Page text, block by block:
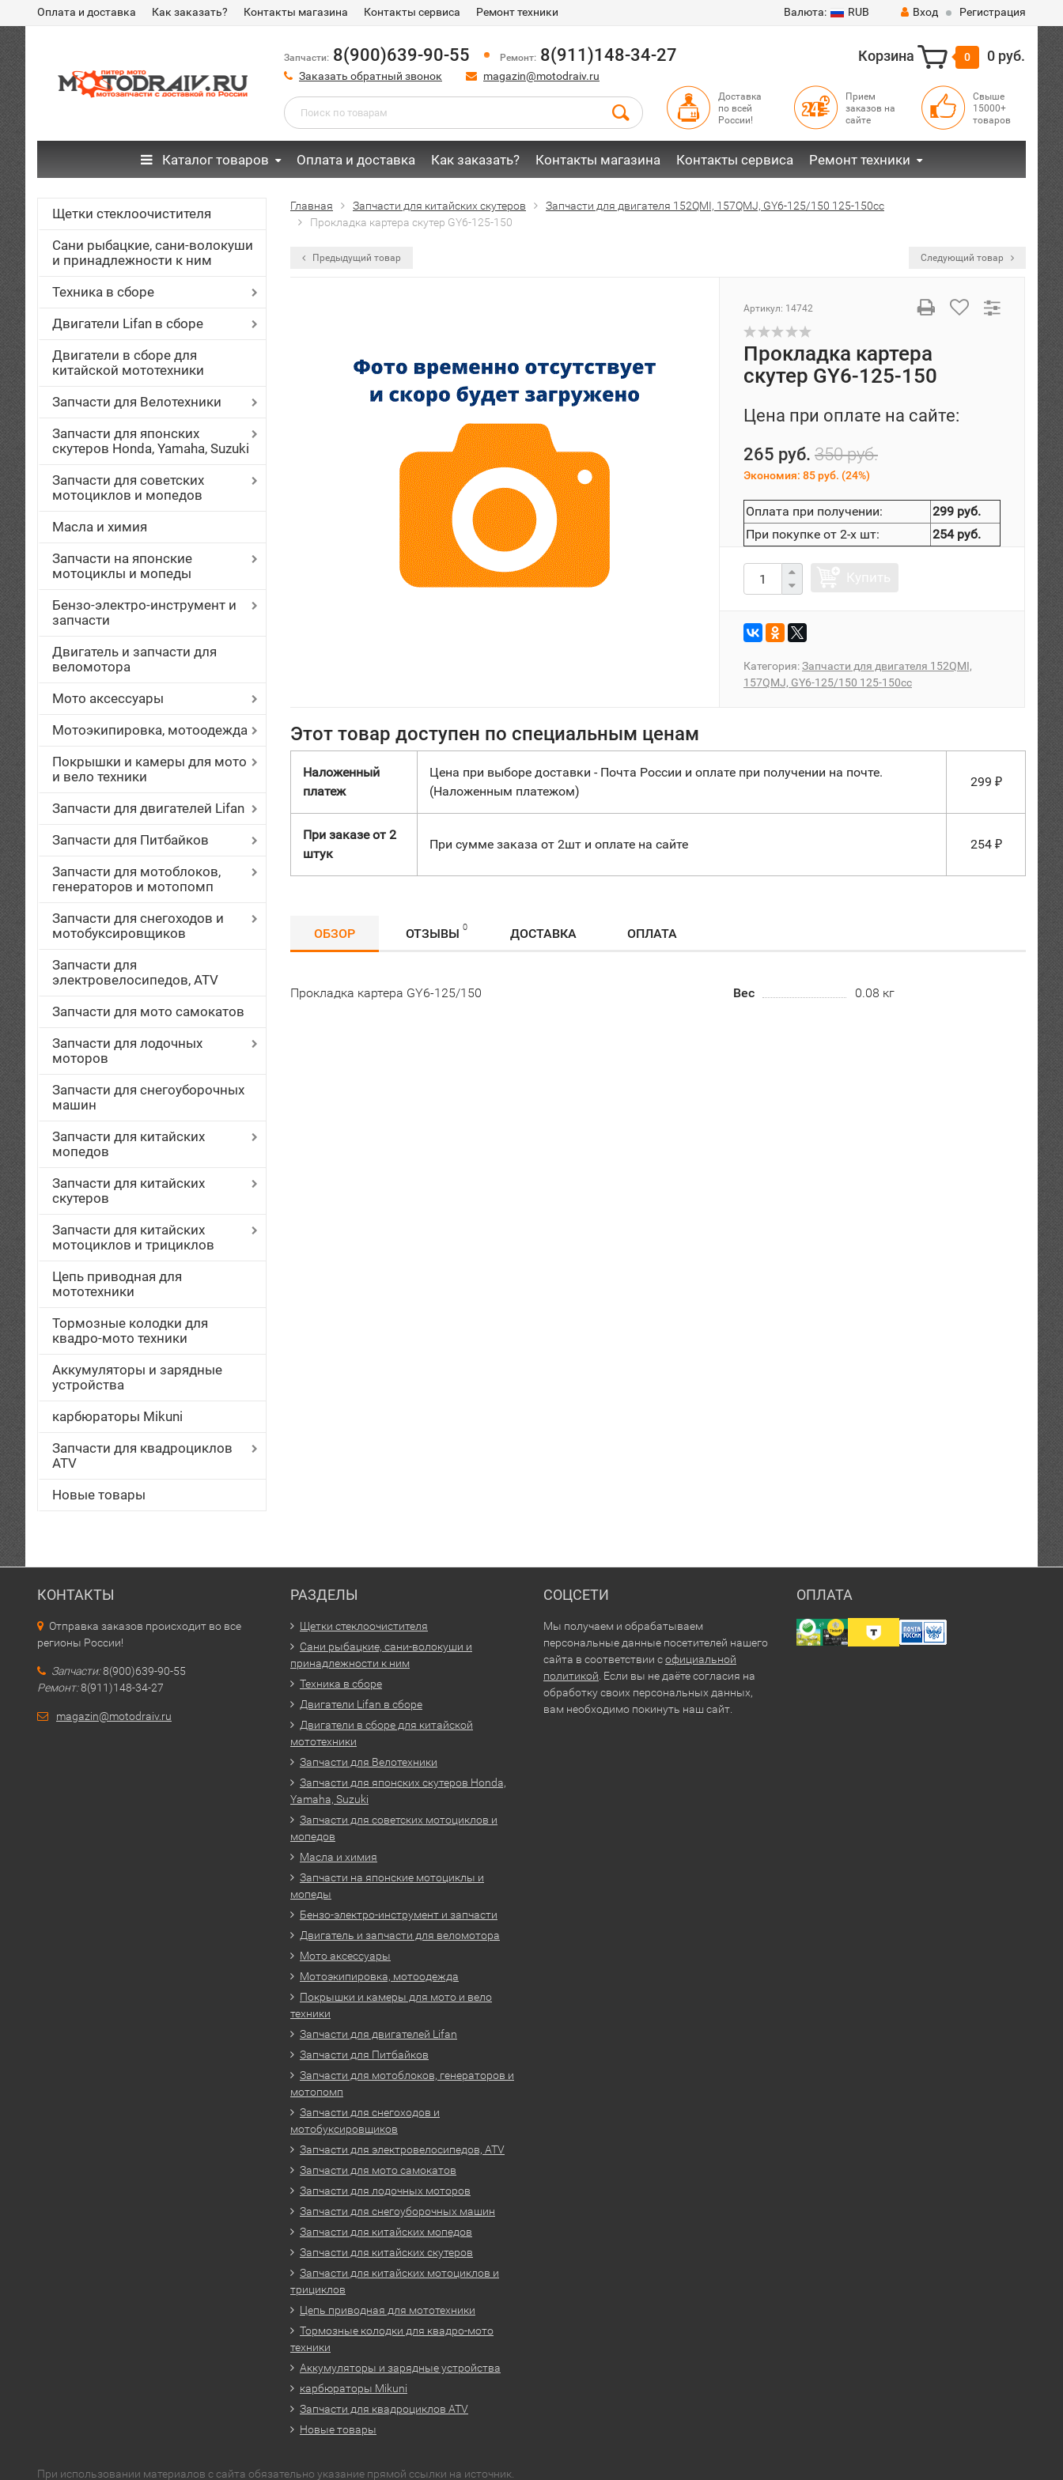
Оплата и доставка Как заказать? Контакты магазина Контакты сервиса Ремонт техники Валюта: RUB Вход Регистрация
Запчасти: 8(900)639-90-55 Ремонт: 8(911)148-34-27
Заказать обратный звонок magazin@motodraiv.ru
Корзина 0 0 руб.
Доставка
по всей
России!
Прием
заказов на
сайте
Свыше
15000+
товаров
Каталог товаров Оплата и доставка Как заказать? Контакты магазина Контакты сервиса Ремонт техники
Щетки стеклоочистителя
Сани рыбацкие, сани-волокуши
и принадлежности к ним
Техника в сборе
Двигатели Lifan в сборе
Двигатели в сборе для
китайской мототехники
Запчасти для Велотехники
Запчасти для японских
скутеров Honda, Yamaha, Suzuki
Запчасти для советских
мотоциклов и мопедов
Масла и химия
Запчасти на японские
мотоциклы и мопеды
Бензо-электро-инструмент и
запчасти
Двигатель и запчасти для
веломотора
Мото аксессуары
Мотоэкипировка, мотоодежда
Покрышки и камеры для мото
и вело техники
Запчасти для двигателей Lifan
Запчасти для Питбайков
Запчасти для мотоблоков,
генераторов и мотопомп
Запчасти для снегоходов и
мотобуксировщиков
Запчасти для
электровелосипедов, ATV
Запчасти для мото самокатов
Запчасти для лодочных
моторов
Запчасти для снегоуборочных
машин
Запчасти для китайских
мопедов
Запчасти для китайских
скутеров
Запчасти для китайских
мотоциклов и трициклов
Цепь приводная для
мототехники
Тормозные колодки для
квадро-мото техники
Аккумуляторы и зарядные
устройства
карбюраторы Mikuni
Запчасти для квадроциклов
ATV
Новые товары
Главная Запчасти для китайских скутеров
Запчасти для двигателя 152QMI, 157QMJ, GY6-125/150 125-150сс
Прокладка картера скутер GY6-125-150
Предыдущий товар Следующий товар
Артикул: 14742
Прокладка картера
скутер GY6-125-150
Цена при оплате на сайте:
265 руб. 350 руб.
Экономия: 85 руб. (24%)
Оплата при получении:
299 руб.
При покупке от 2-х шт:
254 руб.
Категория:Запчасти для двигателя 152QMI,
157QMJ, GY6-125/150 125-150сс
Этот товар доступен по специальным ценам
Наложенный
платеж
Цена при выборе доставки - Почта России и оплате при получении на почте.
(Наложенным платежом)
299 ₽
При заказе от 2
штук
При сумме заказа от 2шт и оплате на сайте 254 ₽
ОБЗОР ОТЗЫВЫ 0 ДОСТАВКА ОПЛАТА
Прокладка картера GY6-125/150 Вес 0.08 кг
КОНТАКТЫ
Отправка заказов происходит во все
регионы России!
Запчасти:8(900)639-90-55
Ремонт:8(911)148-34-27
magazin@motodraiv.ru
РАЗДЕЛЫ
Щетки стеклоочистителя
Сани рыбацкие, сани-волокуши и
принадлежности к ним
Техника в сборе
Двигатели Lifan в сборе
Двигатели в сборе для китайской
мототехники
Запчасти для Велотехники
Запчасти для японских скутеров Honda,
Yamaha, Suzuki
Запчасти для советских мотоциклов и
мопедов
Масла и химия
Запчасти на японские мотоциклы и
мопеды
Бензо-электро-инструмент и запчасти
Двигатель и запчасти для веломотора
Мото аксессуары
Мотоэкипировка, мотоодежда
Покрышки и камеры для мото и вело
техники
Запчасти для двигателей Lifan
Запчасти для Питбайков
Запчасти для мотоблоков, генераторов и
мотопомп
Запчасти для снегоходов и
мотобуксировщиков
Запчасти для электровелосипедов, ATV
Запчасти для мото самокатов
Запчасти для лодочных моторов
Запчасти для снегоуборочных машин
Запчасти для китайских мопедов
Запчасти для китайских скутеров
Запчасти для китайских мотоциклов и
трициклов
Цепь приводная для мототехники
Тормозные колодки для квадро-мото
техники
Аккумуляторы и зарядные устройства
карбюраторы Mikuni
Запчасти для квадроциклов ATV
Новые товары
СОЦСЕТИ
Мы получаем и обрабатываем
персональные данные посетителей нашего
сайта в соответствии софициальной
политикой . Если вы не даёте согласия на
обработку своих персональных данных,
вам необходимо покинуть наш сайт.
ОПЛАТА
При использовании материалов с сайта обязательно указание прямой ссылки на источник.